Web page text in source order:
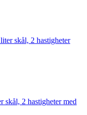
skål, 2 hastigheter
skål, 2 hastigheter med